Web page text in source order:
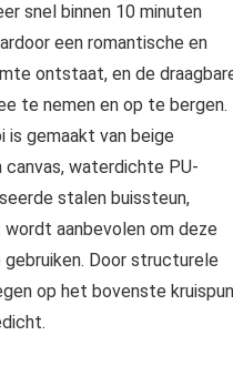
snel binnen 10 minuten
een romantische en
ontstaat, en de
te nemen en op te bergen.
is gemaakt van beige
canvas, waterdichte PU-
stalen buissteun,
wordt aanbevolen om deze
Door structurele
op het bovenste